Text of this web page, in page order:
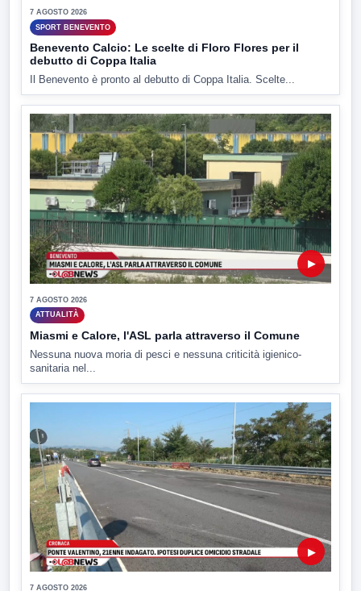
7 AGOSTO 2026
SPORT BENEVENTO
Benevento Calcio: Le scelte di Floro Flores per il
debutto di Coppa Italia
Il Benevento è pronto al debutto di Coppa Italia. Scelte...
▶
7 AGOSTO 2026
ATTUALITÀ
Miasmi e Calore, l'ASL parla attraverso il Comune
Nessuna nuova moria di pesci e nessuna criticità igienico-
sanitaria nel...
▶
7 AGOSTO 2026